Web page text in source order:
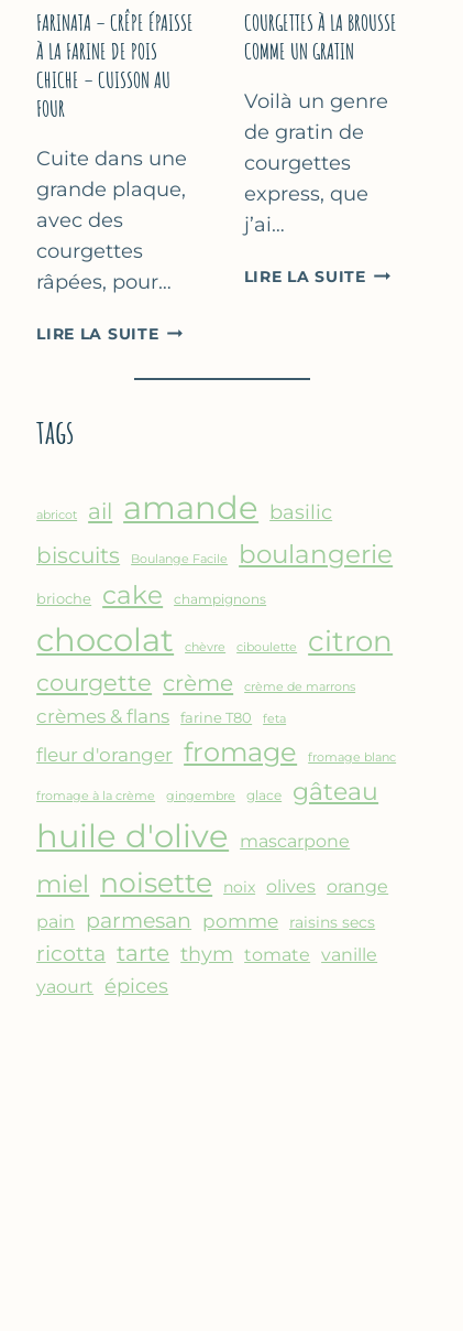
MARSEILLE
FARINATA – CRÊPE ÉPAISSE
À LA FARINE DE POIS
CHICHE – CUISSON AU
FOUR
Cuite dans une
grande plaque,
avec des
courgettes
râpées, pour…
LIRE LA SUITEFARINATA
CRÊPE
DE
CHICHE
CUISSON
AU
FOUR
COURGETTES À LA BROUSSE
COMME UN GRATIN
Voilà un genre
de gratin de
courgettes
express, que
j’ai…
LIRE LA SUITE
tags
abricot ail amande basilic
biscuits Boulange Facile boulangerie
brioche cake champignons
chocolat chèvre ciboulette citron
courgette crème crème de marrons
crèmes & flans farine T80 feta
fleur d'oranger fromage fromage blanc
fromage à la crème gingembre glace gâteau
huile d'olive mascarpone
miel noisette noix olives orange
pain
parmesan pomme raisins secs
ricotta tarte thym tomate vanille
yaourt épices